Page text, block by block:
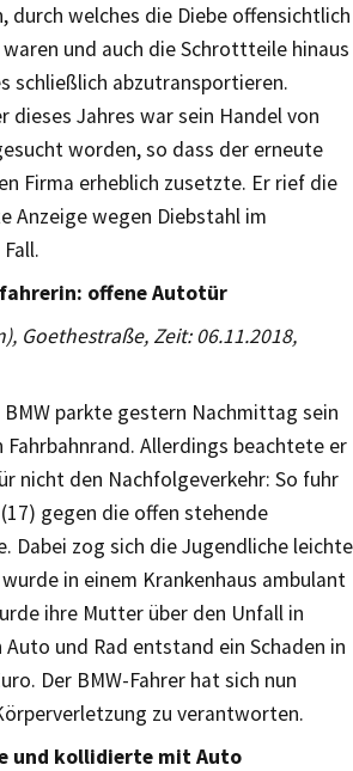
durch welches die Diebe offensichtlich
und auch die Schrottteile hinaus
schließlich abzutransportieren.
dieses Jahres war sein Handel von
worden, so dass der erneute
Firma erheblich zusetzte. Er rief die
Anzeige wegen Diebstahl im
offene Autotür
Goethestraße, Zeit: 06.11.2018,
BMW parkte gestern Nachmittag sein
Fahrbahnrand. Allerdings beachtete er
nicht den Nachfolgeverkehr: So fuhr
gegen die offen stehende
Dabei zog sich die Jugendliche leichte
in einem Krankenhaus ambulant
ihre Mutter über den Unfall in
und Rad entstand ein Schaden in
Der BMW-Fahrer hat sich nun
zu verantworten.
und kollidierte mit Auto